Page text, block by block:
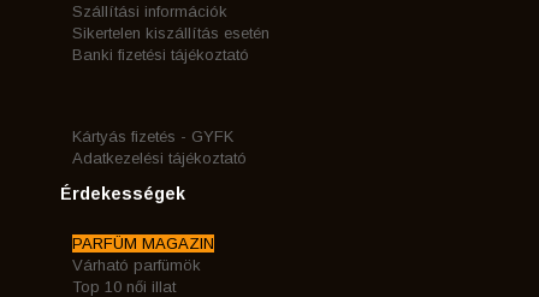
Szállítási információk
Sikertelen kiszállítás esetén
Banki fizetési tájékoztató
Kártyás fizetés - GYFK
Adatkezelési tájékoztató
Érdekességek
PARFÜM MAGAZIN
Várható parfümök
Top 10 női illat